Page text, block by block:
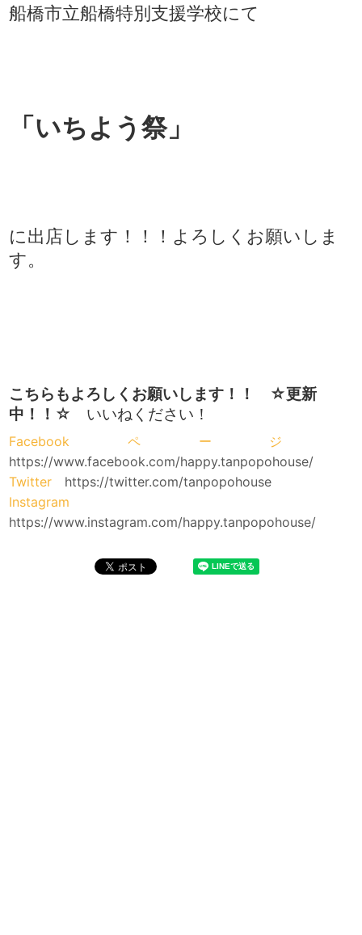
船橋市立船橋特別支援学校にて
「いちよう祭」
に出店します！！！よろしくお願いしま
す。
こちらもよろしくお願いします！！ ☆更新
中！！ ☆ いいねください！
Facebookページ
https://www.facebook.com/happy.tanpopohouse/
Twitter https://twitter.com/tanpopohouse
Instagram
https://www.instagram.com/happy.tanpopohouse/